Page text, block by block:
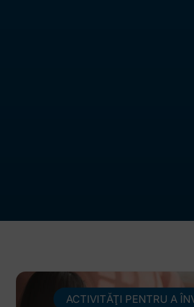
ACTIVITĂŢI PENTRU A